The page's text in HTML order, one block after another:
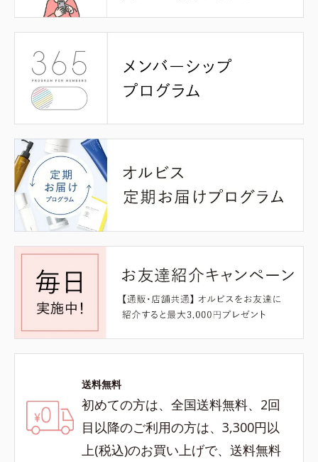
送料無料
初めての方は、全国送料無料、2回
目以降のご利用の方は、3,300円以
上(税込)のお買い上げで、送料無料